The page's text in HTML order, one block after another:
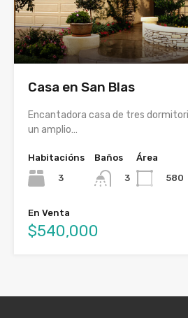
Casa en San Blas
Encantadora casa de tres
un amplio…
Habitacións
3
Baños
3
Área
580
En Venta
$540,000